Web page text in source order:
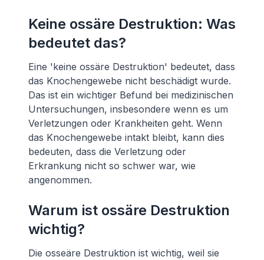
Keine ossäre Destruktion: Was
bedeutet das?
Eine 'keine ossäre Destruktion' bedeutet, dass
das Knochengewebe nicht beschädigt wurde.
Das ist ein wichtiger Befund bei medizinischen
Untersuchungen, insbesondere wenn es um
Verletzungen oder Krankheiten geht. Wenn
das Knochengewebe intakt bleibt, kann dies
bedeuten, dass die Verletzung oder
Erkrankung nicht so schwer war, wie
angenommen.
Warum ist ossäre Destruktion
wichtig?
Die osseäre Destruktion ist wichtig, weil sie